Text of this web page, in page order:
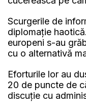
Scurgerile de
diplomație
europeni s-au
cu o alternativă
Eforturile lor au
20 de puncte de
discuție cu